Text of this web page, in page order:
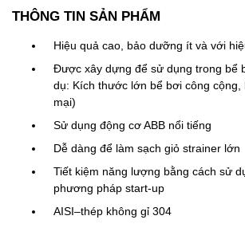
THÔNG TIN SẢN PHẨM
Hiệu quả cao, bảo dưỡng ít và với
Được xây dựng để sử dụng trong bể
dụ: Kích thước lớn bể bơi công cộng,
mại)
Sử dụng động cơABB nổi tiếng
Dễ dàng để làm sạch giỏ strainer lớn
Tiết kiệm năng lượng bằng cách sử
phương pháp start-up
AISI–thép không gỉ 304